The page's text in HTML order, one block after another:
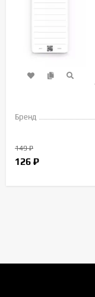
Бренд
149₽
126 ₽